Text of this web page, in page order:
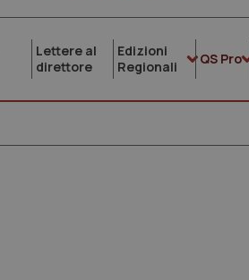
Lettere al
direttore
Edizioni
Regionali
QS Pro